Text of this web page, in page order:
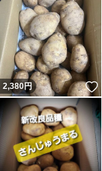
2,380円